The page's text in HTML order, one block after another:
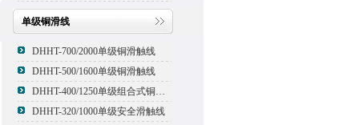
单级铜滑线
DHHT-700/2000单级铜滑触线
DHHT-500/1600单级铜滑触线
DHHT-400/1250单级组合式铜滑线,滑触线
DHHT-320/1000单级安全滑触线